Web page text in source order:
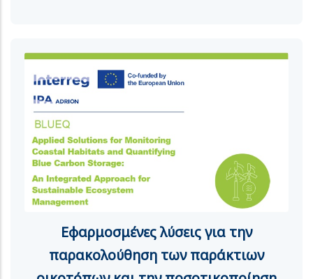
Εφαρμοσμένες λύσεις για την
παρακολούθηση των παράκτιων